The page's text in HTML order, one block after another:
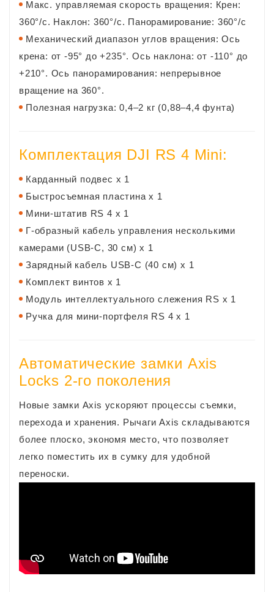
Макс. управляемая скорость вращения: Крен:
360°/с. Наклон: 360°/с. Панорамирование: 360°/с
Механический диапазон углов вращения: Ось
крена: от -95° до +235°. Ось наклона: от -110° до
+210°. Ось панорамирования: непрерывное
вращение на 360°.
Полезная нагрузка: 0,4–2 кг (0,88–4,4 фунта)
Комплектация DJI RS 4 Mini:
Карданный подвес x 1
Быстросъемная пластина x 1
Мини-штатив RS 4 x 1
Г-образный кабель управления несколькими
камерами (USB-C, 30 см) x 1
Зарядный кабель USB-C (40 см) x 1
Комплект винтов x 1
Модуль интеллектуального слежения RS x 1
Ручка для мини-портфеля RS 4 x 1
Автоматические замки Axis
Locks 2-го поколения
Новые замки Axis ускоряют процессы съемки,
перехода и хранения. Рычаги Axis складываются
более плоско, экономя место, что позволяет
легко поместить их в сумку для удобной
переноски.